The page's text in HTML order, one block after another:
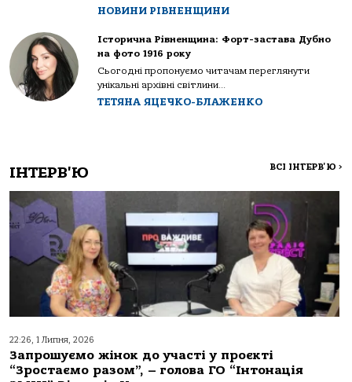
НОВИНИ РІВНЕНЩИНИ
Історична Рівненщина: Форт-застава Дубно
на фото 1916 року
Сьогодні пропонуємо читачам переглянути
унікальні архівні світлини...
ТЕТЯНА ЯЦЕЧКО-БЛАЖЕНКО
ІНТЕРВ'Ю ВСІ ІНТЕРВ'Ю >
22:26, 1 Липня, 2026
Запрошуємо жінок до участі у проєкті
“Зростаємо разом”, – голова ГО “Інтонація